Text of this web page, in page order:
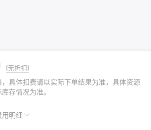
(无折扣)
具体扣费请以实际下单结果为准，具体资源
存情况为准。
用明细